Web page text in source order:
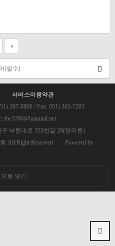
서비스이용약관
207-0806 / Fax: 051) 363-7203
낙동대로 355번길 28(당리동)
All Right Reserved Powered by
로 보기